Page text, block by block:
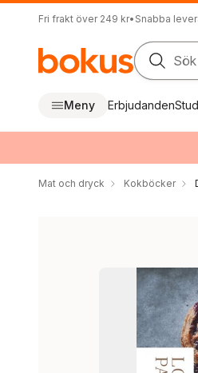
Fri frakt över 249 kr• Snabba
Meny Erbjudanden
Mat och dryck Kokböcker